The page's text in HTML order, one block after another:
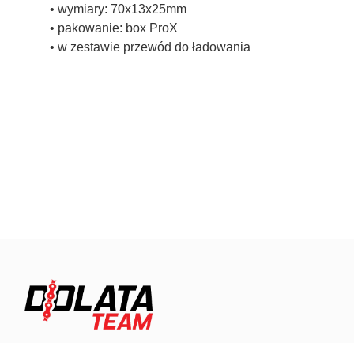
• wymiary: 70x13x25mm
• pakowanie: box ProX
• w zestawie przewód do ładowania